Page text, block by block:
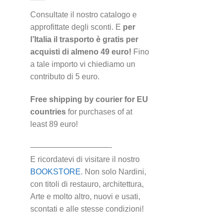
Consultate il nostro catalogo e
approfittate degli sconti. E per
l’Italia il trasporto è gratis per
acquisti di almeno 49 euro! Fino
a tale importo vi chiediamo un
contributo di 5 euro.
Free shipping by courier for EU
countries for purchases of at
least 89 euro!
——————————-
E ricordatevi di visitare il nostro
BOOKSTORE. Non solo Nardini,
con titoli di restauro, architettura,
Arte e molto altro, nuovi e usati,
scontati e alle stesse condizioni!